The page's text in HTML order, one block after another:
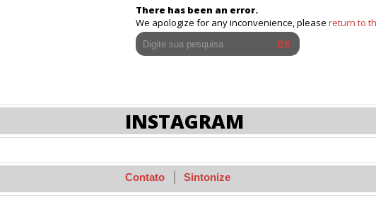
There has been an error.
We apologize for any inconvenience, please return to
INSTAGRAM
Contato Sintonize